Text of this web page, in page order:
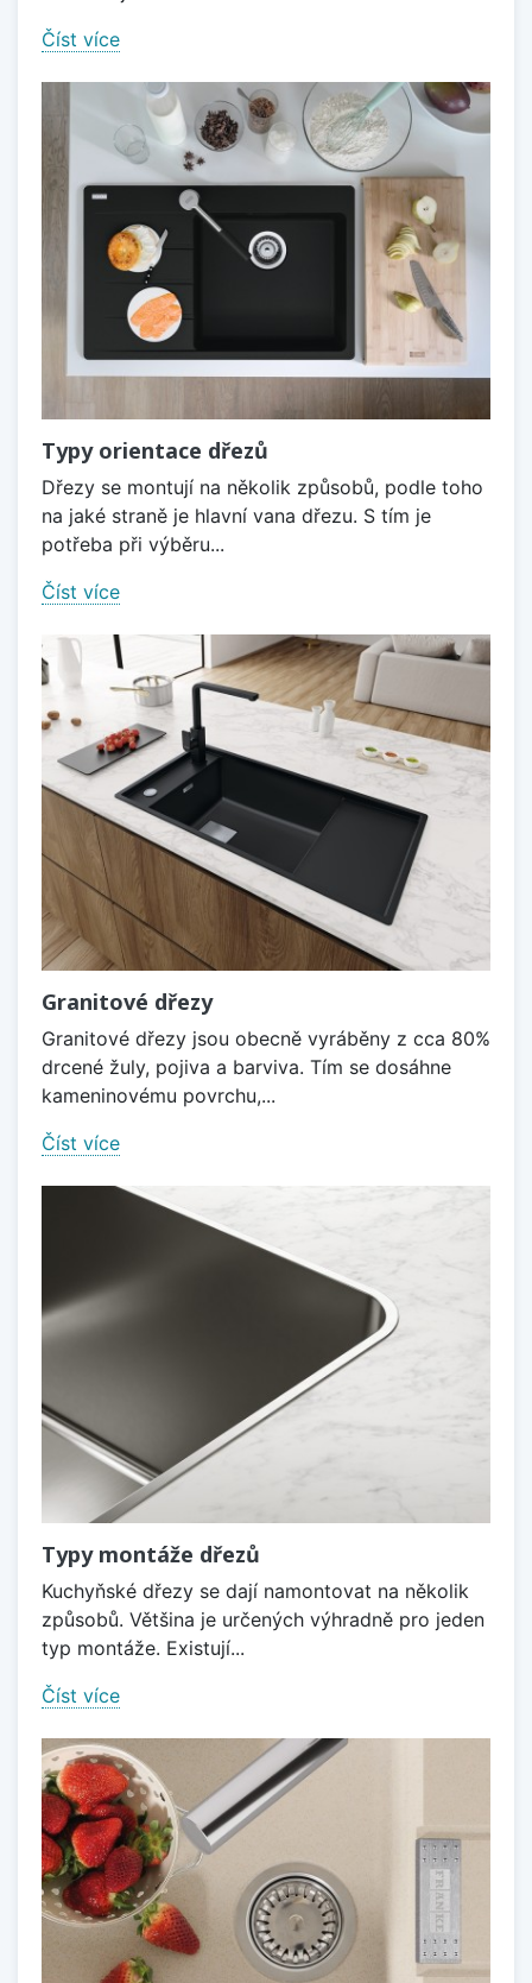
Číst více
Typy orientace dřezů
Dřezy se montují na několik způsobů, podle toho
na jaké straně je hlavní vana dřezu. S tím je
potřeba při výběru...
Číst více
Granitové dřezy
Granitové dřezy jsou obecně vyráběny z cca 80%
drcené žuly, pojiva a barviva. Tím se dosáhne
kameninovému povrchu,...
Číst více
Typy montáže dřezů
Kuchyňské dřezy se dají namontovat na několik
způsobů. Většina je určených výhradně pro jeden
typ montáže. Existují...
Číst více